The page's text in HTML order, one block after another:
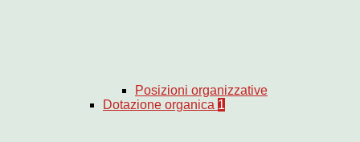
Posizioni organizzative
Dotazione organica 1